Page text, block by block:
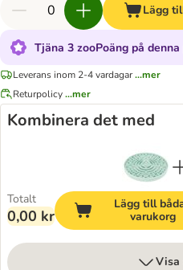
Lägg
Tjäna 3 zooPoäng på
Leverans inom 2-4 vardagar...mer
Returpolicy...mer
Kombinera det med
Totalt
0,00 kr
Lägg till
varukorg
Visa